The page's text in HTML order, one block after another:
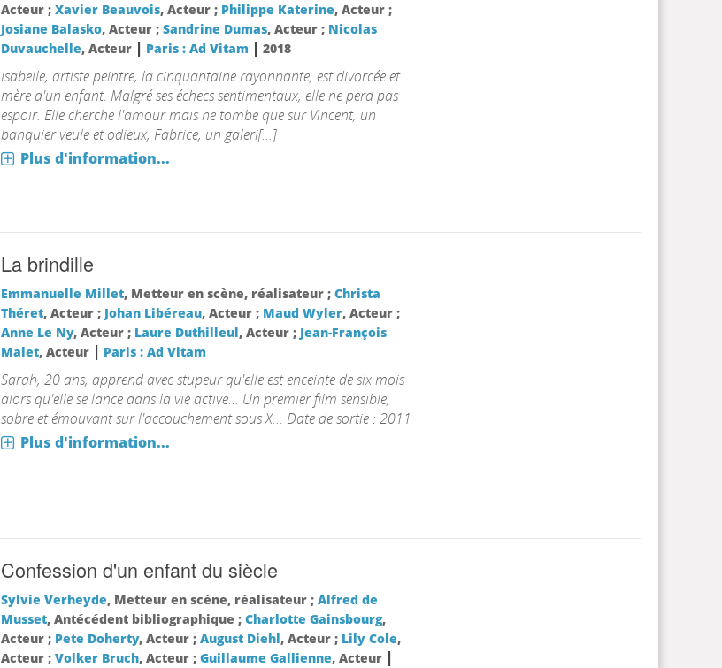
Acteur ; Xavier Beauvois, Acteur ; Philippe Katerine, Acteur ;
Josiane Balasko, Acteur ; Sandrine Dumas, Acteur ; Nicolas
Duvauchelle, Acteur | Paris : Ad Vitam | 2018
Isabelle, artiste peintre, la cinquantaine rayonnante, est divorcée et
mère d'un enfant. Malgré ses échecs sentimentaux, elle ne perd pas
espoir. Elle cherche l'amour mais ne tombe que sur Vincent, un
banquier veule et odieux, Fabrice, un galeri[...]
Plus d'information...
La brindille
Emmanuelle Millet, Metteur en scène, réalisateur ; Christa
Théret, Acteur ; Johan Libéreau, Acteur ; Maud Wyler, Acteur ;
Anne Le Ny, Acteur ; Laure Duthilleul, Acteur ; Jean-François
Malet, Acteur | Paris : Ad Vitam
Sarah, 20 ans, apprend avec stupeur qu'elle est enceinte de six mois
alors qu'elle se lance dans la vie active... Un premier film sensible,
sobre et émouvant sur l'accouchement sous X... Date de sortie : 2011
Plus d'information...
Confession d'un enfant du siècle
Sylvie Verheyde, Metteur en scène, réalisateur ; Alfred de
Musset, Antécédent bibliographique ; Charlotte Gainsbourg,
Acteur ; Pete Doherty, Acteur ; August Diehl, Acteur ; Lily Cole,
Acteur ; Volker Bruch, Acteur ; Guillaume Gallienne, Acteur |